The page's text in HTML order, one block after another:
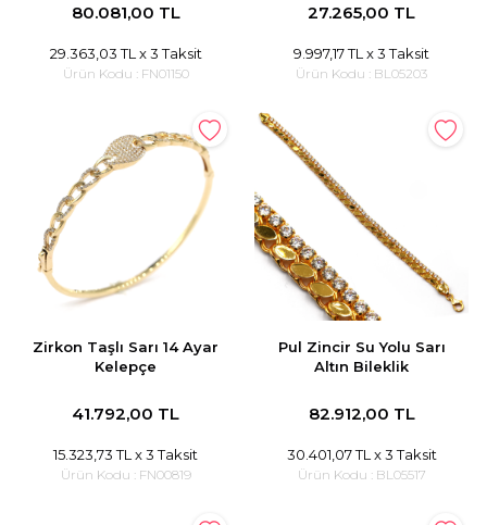
80.081,00 TL
29.363,03 TL x 3 Taksit
Ürün Kodu : FN01150
27.265,00 TL
9.997,17 TL x 3 Taksit
Ürün Kodu : BL05203
Zirkon Taşlı Sarı 14 Ayar
Kelepçe
41.792,00 TL
15.323,73 TL x 3 Taksit
Ürün Kodu : FN00819
Pul Zincir Su Yolu Sarı
Altın Bileklik
82.912,00 TL
30.401,07 TL x 3 Taksit
Ürün Kodu : BL05517